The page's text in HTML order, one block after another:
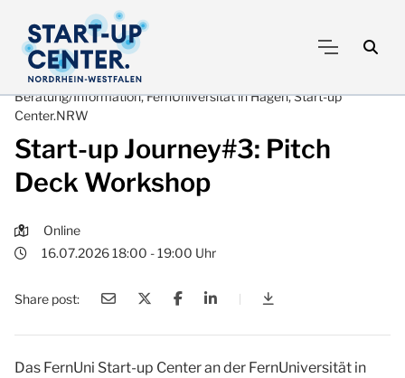
Beratung/Information, FernUniversität in Hagen, Start-up
Center.NRW
Start-up Journey#3: Pitch
Deck Workshop
Online
16.07.2026 18:00 - 19:00 Uhr
Share post:
Start-up Journey#3:
Das FernUni Start-up Center an der FernUniversität in